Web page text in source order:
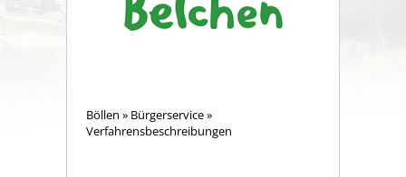
Böllen » Bürgerservice»
Verfahrensbeschreibungen